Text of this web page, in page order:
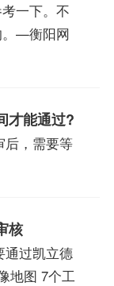
一下。不
。—衡阳网
才能通过?
后，需要等
核
通过凯立德
地图 7个工